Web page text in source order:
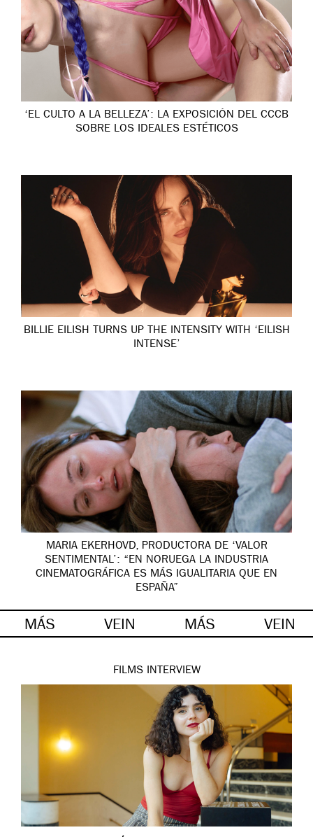
‘EL CULTO A LA BELLEZA’: LA EXPOSICIÓN DEL CCCB
SOBRE LOS IDEALES ESTÉTICOS
BILLIE EILISH TURNS UP THE INTENSITY WITH ‘EILISH
INTENSE’
MARIA EKERHOVD, PRODUCTORA DE ‘VALOR
SENTIMENTAL’: “EN NORUEGA LA INDUSTRIA
CINEMATOGRÁFICA ES MÁS IGUALITARIA QUE EN
ESPAÑA”
MÁS VEIN MÁS VEIN
FILMS INTERVIEW